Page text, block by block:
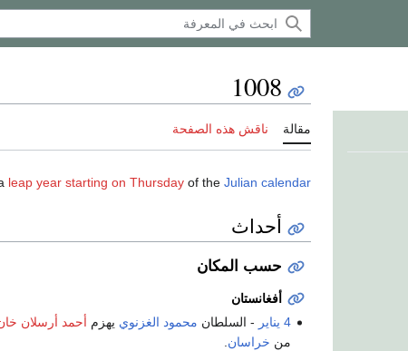
1008
مقالة ناقش هذه الصفحة
leap year starting on Thursday of the Julian calendar
أحداث
حسب المكان
أفغانستان
4 يناير
- السلطان محمود الغزنوي يهزم أحمد أرسلان
من خراسان